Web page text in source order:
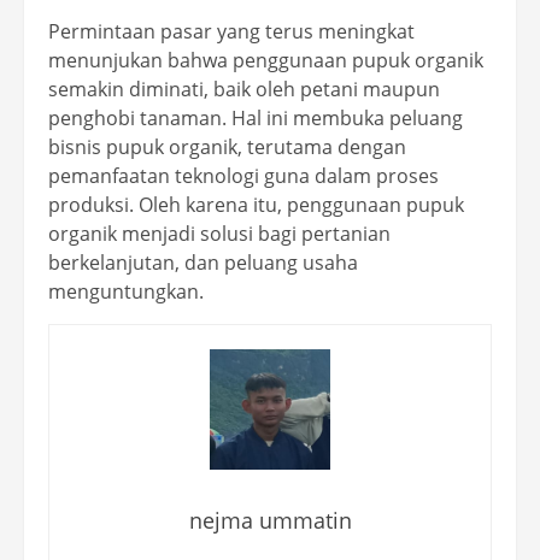
Permintaan pasar yang terus meningkat
menunjukan bahwa penggunaan pupuk organik
semakin diminati, baik oleh petani maupun
penghobi tanaman. Hal ini membuka peluang
bisnis pupuk organik, terutama dengan
pemanfaatan teknologi guna dalam proses
produksi. Oleh karena itu, penggunaan pupuk
organik menjadi solusi bagi pertanian
berkelanjutan, dan peluang usaha
menguntungkan.
nejma ummatin